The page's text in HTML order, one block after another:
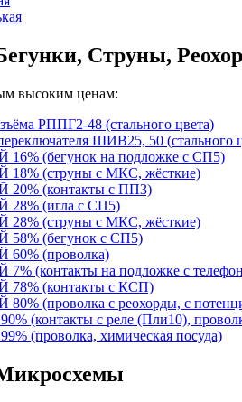
Струны,
высоким ценам:
РППГ2-48 (стального цвета)
ШИВ25, 50 (стального
(бегунок на подложке с СП5)
(струны с МКС, жёсткие)
(контакты с ПП3)
(игла с СП5)
(струны с МКС, жёсткие)
(бегунок с СП5)
(проволка)
(контакты на подложке с
(контакты с КСП)
(проволка с реохорды, с
(контакты с реле (Пли10),
(проволка, химическая посуда)